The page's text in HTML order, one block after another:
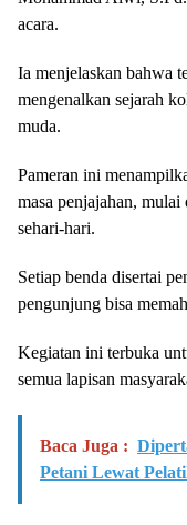
acara.
Ia menjelaskan bahwa
mengenalkan sejarah
muda.
Pameran ini
masa penjajahan,
sehari-hari.
Setiap benda disertai
pengunjung bisa
Kegiatan ini terbuka
semua lapisan
Baca Juga :
Petani Lewat